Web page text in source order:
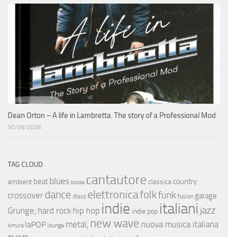
Dean Orton – A life in Lambretta. The story of a Professional Mod
30/06/2026
TAG CLOUD
ambient beat blues bossa cantautore classica country
crossover dance disco elettronicafolkfunk fusion garage
Grunge; hard rock hip hop indie indie pop italiani jazz
kimura laPOP lounge metal; new wave nuova musica italiana